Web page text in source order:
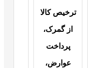
ترخیص کالا
از گمرک،
پرداخت
عوارض،